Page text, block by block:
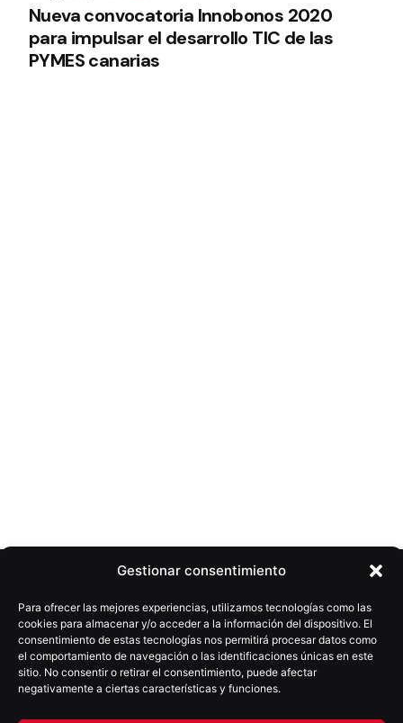
Gestionar consentimiento
Para ofrecer las mejores experiencias, utilizamos tecnologías como las
cookies para almacenar y/o acceder a la información del dispositivo. El
consentimiento de estas tecnologías nos permitirá procesar datos como
el comportamiento de navegación o las identificaciones únicas en este
sitio. No consentir o retirar el consentimiento, puede afectar
negativamente a ciertas características y funciones.
Nueva convocatoria Innobonos 2020
para impulsar el desarrollo TIC de las
PYMES canarias